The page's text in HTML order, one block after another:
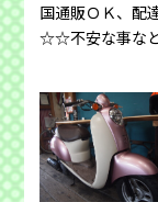
国通販ＯＫ、配
☆☆不安な事な